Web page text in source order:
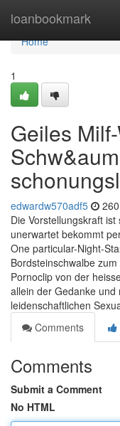
loanbookmark
Home
Home
1
Geiles
edwardw570adf5
Die Vorstellungskraft
unerwartet bekommt
One particular-Night-
Bordsteinschwalbe
Pornoclip von der
allein der Gedanke
leidenschaftlichen
Comments
Comments
Submit a Comment
No HTML